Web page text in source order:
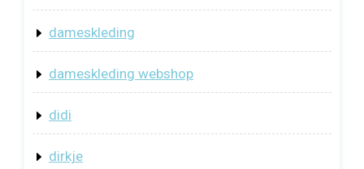
dameskleding
dameskleding webshop
didi
dirkje